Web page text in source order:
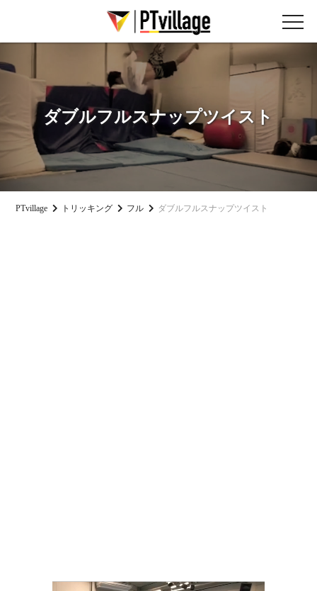
ダブルフルスナップツイスト
PTvillage トリッキング フル ダブルフルスナップツイスト